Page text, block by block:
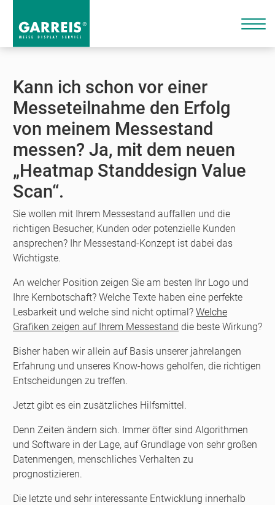
Kann ich schon vor einer
Messeteilnahme den Erfolg
von meinem Messestand
messen? Ja, mit dem neuen
„Heatmap Standdesign Value
Scan“.
Sie wollen mit Ihrem Messestand auffallen und die
richtigen Besucher, Kunden oder potenzielle Kunden
ansprechen? Ihr Messestand-Konzept ist dabei das
Wichtigste.
An welcher Position zeigen Sie am besten Ihr Logo und
Ihre Kernbotschaft? Welche Texte haben eine perfekte
Lesbarkeit und welche sind nicht optimal? Welche
Grafiken zeigen auf Ihrem Messestand die beste Wirkung?
Bisher haben wir allein auf Basis unserer jahrelangen
Erfahrung und unseres Know-hows geholfen, die richtigen
Entscheidungen zu treffen.
Jetzt gibt es ein zusätzliches Hilfsmittel.
Denn Zeiten ändern sich. Immer öfter sind Algorithmen
und Software in der Lage, auf Grundlage von sehr großen
Datenmengen, menschliches Verhalten zu
prognostizieren.
Die letzte und sehr interessante Entwicklung innerhalb